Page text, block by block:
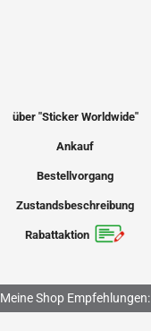
über "Sticker Worldwide"
Ankauf
Bestellvorgang
Zustandsbeschreibung
Rabattaktion
Meine Shop Empfehlungen: